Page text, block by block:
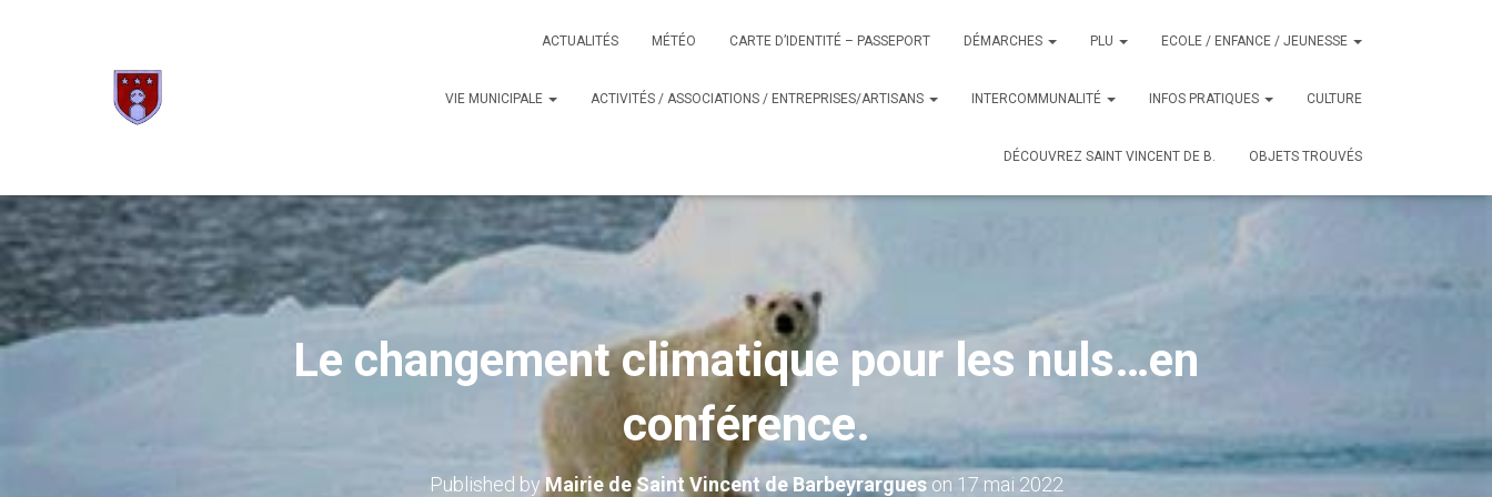
ACTUALITÉS MÉTÉO CARTE D’IDENTITÉ – PASSEPORT DÉMARCHES PLU ECOLE / ENFANCE / JEUNESSE
VIE MUNICIPALE ACTIVITÉS / ASSOCIATIONS / ENTREPRISES/ARTISANS INTERCOMMUNALITÉ INFOS PRATIQUES CULTURE
DÉCOUVREZ SAINT VINCENT DE B. OBJETS TROUVÉS
Le changement climatique pour les nuls…en
conférence.
Published byMairie de Saint Vincent de Barbeyrargueson 17 mai 2022